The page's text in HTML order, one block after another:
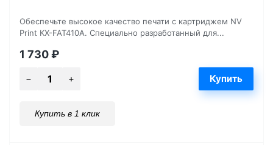
Обеспечьте высокое качество печати с картриджем NV
Print KX-FAT410A. Специально разработанный для...
1 730₽
Купить в 1 клик